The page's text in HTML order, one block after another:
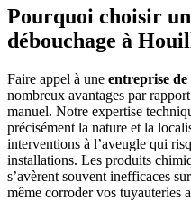
Pourquoi choisir
débouchage à
Faire appel à une entreprise de
nombreux avantages par
manuel. Notre expertise
précisément la nature et la
interventions à l’aveugle qui
installations. Les produits
s’avèrent souvent inefficaces
même corroder vos tuyauteries